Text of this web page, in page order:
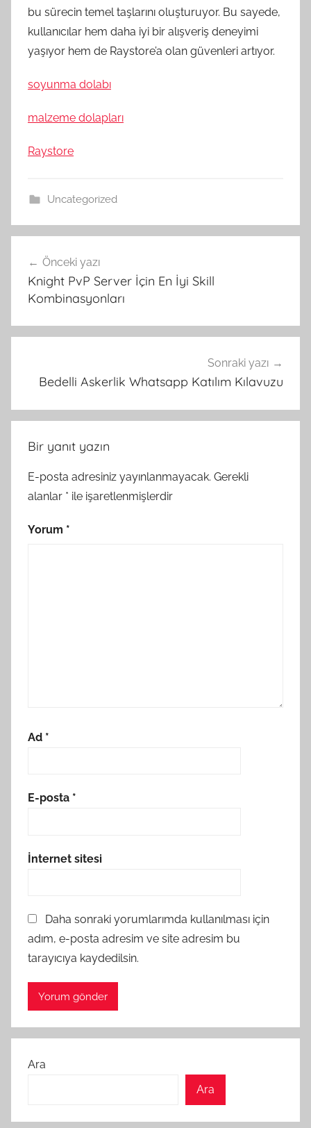
bu sürecin temel taşlarını oluşturuyor. Bu sayede,
kullanıcılar hem daha iyi bir alışveriş deneyimi
yaşıyor hem de Raystore’a olan güvenleri artıyor.
soyunma dolabı
malzeme dolapları
Raystore
Uncategorized
gezinmesi
Önceki yazı
Knight PvP Server İçin En İyi Skill
Kombinasyonları
Sonraki yazı
Bedelli Askerlik Whatsapp Katılım Kılavuzu
Bir yanıt yazın
E-posta adresiniz yayınlanmayacak. Gerekli
alanlar * ile işaretlenmişlerdir
Yorum *
Ad *
E-posta *
İnternet sitesi
Daha sonraki yorumlarımda kullanılması için
adım, e-posta adresim ve site adresim bu
tarayıcıya kaydedilsin.
Ara
Ara